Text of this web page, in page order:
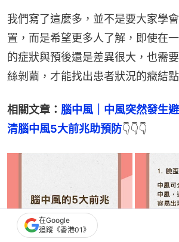
我們寫了這麼多，並不是要大家學
置，而是希望更多人了解，即使在
的症狀與預後還是差異很大，也需
絲剝繭，才能找出患者狀況的癥結點
相關文章： 腦中風｜中風突然發生
清腦中風5大前兆助預防👇👇👇
在Google
追蹤《香港01》